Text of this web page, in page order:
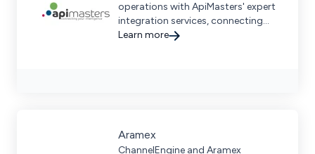
operations with ApiMasters' expert
integration services, connecting
ERP, CRM, WMS, and PIM systems for
Learn more
Aramex
ChannelEngine and Aramex